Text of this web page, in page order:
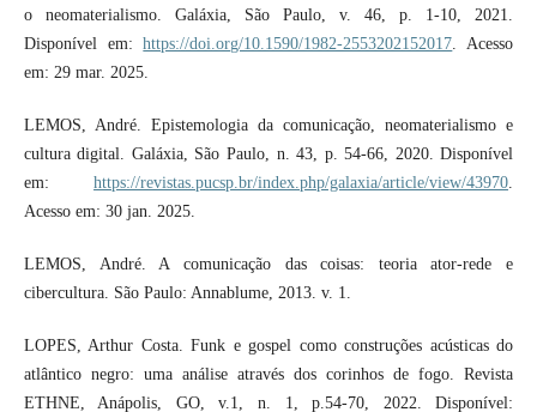
o neomaterialismo. Galáxia, São Paulo, v. 46, p. 1-10, 2021.
Disponível em:https://doi.org/10.1590/1982-2553202152017 . Acesso
em: 29 mar. 2025.
LEMOS, André. Epistemologia da comunicação, neomaterialismo e
cultura digital. Galáxia, São Paulo, n. 43, p. 54-66, 2020. Disponível
em:https://revistas.pucsp.br/index.php/galaxia/article/view/43970
Acesso em: 30 jan. 2025.
LEMOS, André. A comunicação das coisas: teoria ator-rede e
cibercultura. São Paulo: Annablume, 2013. v. 1.
LOPES, Arthur Costa. Funk e gospel como construções acústicas do
atlântico negro: uma análise através dos corinhos de fogo. Revista
ETHNE, Anápolis, GO, v.1, n. 1, p.54-70, 2022. Disponível: